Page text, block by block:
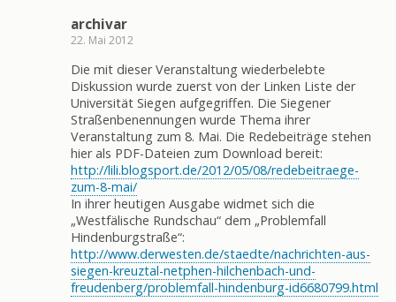
archivar
22. Mai 2012
Die mit dieser Veranstaltung wiederbelebte
Diskussion wurde zuerst von der Linken Liste der
Universität Siegen aufgegriffen. Die Siegener
Straßenbenennungen wurde Thema ihrer
Veranstaltung zum 8. Mai. Die Redebeiträge stehen
hier als PDF-Dateien zum Download bereit:
http://lili.blogsport.de/2012/05/08/redebeitraege-
zum-8-mai/
In ihrer heutigen Ausgabe widmet sich die
„Westfälische Rundschau“ dem „Problemfall
Hindenburgstraße“:
http://www.derwesten.de/staedte/nachrichten-aus-
siegen-kreuztal-netphen-hilchenbach-und-
freudenberg/problemfall-hindenburg-id6680799.html